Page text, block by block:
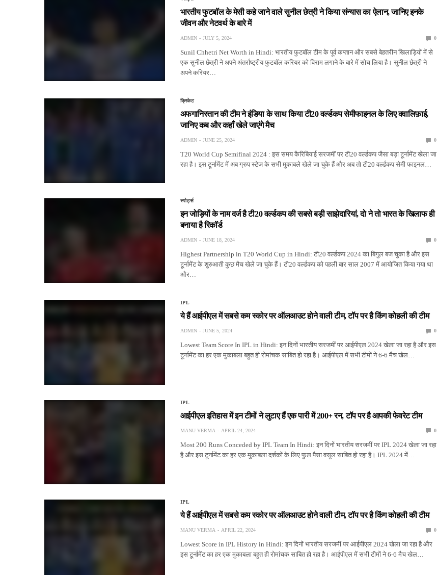
भारतीय फुटबॉल के मेसी कहे जाने वाले सुनील छेत्री ने किया संन्यास का ऐलान, जानिए इनके
जीवन और नेटवर्थ के बारे में
ADMIN JULY 5, 2024 0
Sunil Chhetri Net Worth in Hindi: भारतीय फुटबॉल टीम के पूर्व कप्तान और सबसे बेहतरीन खिलाड़ियों में से
एक सुनील छेत्री ने अपने अंतर्राष्ट्रीय फुटबॉल करियर को विराम लगाने के बारे में सोच लिया है। सुनील छेत्री ने
अपने करियर…
क्रिकेट
अफगानिस्तान की टीम ने इंडिया के साथ किया टी20 वर्ल्डकप सेमीफाइनल के लिए क्वालिफ़ाई,
जानिए कब और कहाँ खेले जाएंगे मैच
ADMIN JUNE 25, 2024 0
T20 World Cup Semifinal 2024 : इस समय कैरिबियाई सरजमीं पर टी20 वर्ल्डकप जैसा बड़ा टूर्नामेंट खेला जा
रहा है। इस टूर्नामेंट में अब ग्रुप स्टेज के सभी मुकाबले खेले जा चुके हैं और अब तो टी20 वर्ल्डकप सेमी फाइनल…
स्पोर्ट्स
इन जोड़ियों के नाम दर्ज है टी20 वर्ल्डकप की सबसे बड़ी साझेदारियां, दो ने तो भारत के खिलाफ ही
बनाया है रिकॉर्ड
ADMIN JUNE 18, 2024 0
Highest Partnership in T20 World Cup in Hindi: टी20 वर्ल्डकप 2024 का बिगुल बज चुका है और इस
टूर्नामेंट के शुरुआती कुछ मैच खेले जा चुके हैं। टी20 वर्ल्डकप को पहली बार साल 2007 में आयोजित किया गया था
और…
IPL
ये हैं आईपीएल में सबसे कम स्कोर पर ऑलआउट होने वाली टीम, टॉप पर है किंग कोहली की टीम
ADMIN JUNE 5, 2024 0
Lowest Team Score In IPL in Hindi: इन दिनों भारतीय सरजमीं पर आईपीएल 2024 खेला जा रहा है और इस
टूर्नामेंट का हर एक मुकाबला बहुत ही रोमांचक साबित हो रहा है। आईपीएल में सभी टीमों ने 6-6 मैच खेल…
IPL
आईपीएल इतिहास में इन टीमों ने लुटाए हैं एक पारी में 200+ रन, टॉप पर है आपकी फेवरेट टीम
MANU VERMA APRIL 24, 2024 0
Most 200 Runs Conceded by IPL Team In Hindi: इन दिनों भारतीय सरजमीं पर IPL 2024 खेला जा रहा
है और इस टूर्नामेंट का हर एक मुकाबला दर्शकों के लिए फुल पैसा वसूल साबित हो रहा है। IPL 2024 में…
IPL
ये हैं आईपीएल में सबसे कम स्कोर पर ऑलआउट होने वाली टीम, टॉप पर है किंग कोहली की टीम
MANU VERMA APRIL 22, 2024 0
Lowest Score in IPL History in Hindi: इन दिनों भारतीय सरजमीं पर आईपीएल 2024 खेला जा रहा है और
इस टूर्नामेंट का हर एक मुकाबला बहुत ही रोमांचक साबित हो रहा है। आईपीएल में सभी टीमों ने 6-6 मैच खेल…